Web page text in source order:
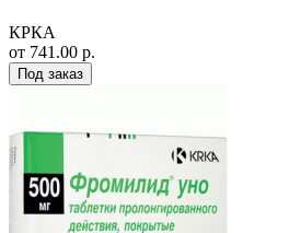
КРКА
от 741.00 р.
Под заказ